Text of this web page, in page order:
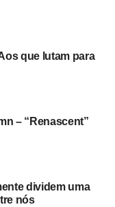
que lutam para
– “Renascent”
dividem uma
nós